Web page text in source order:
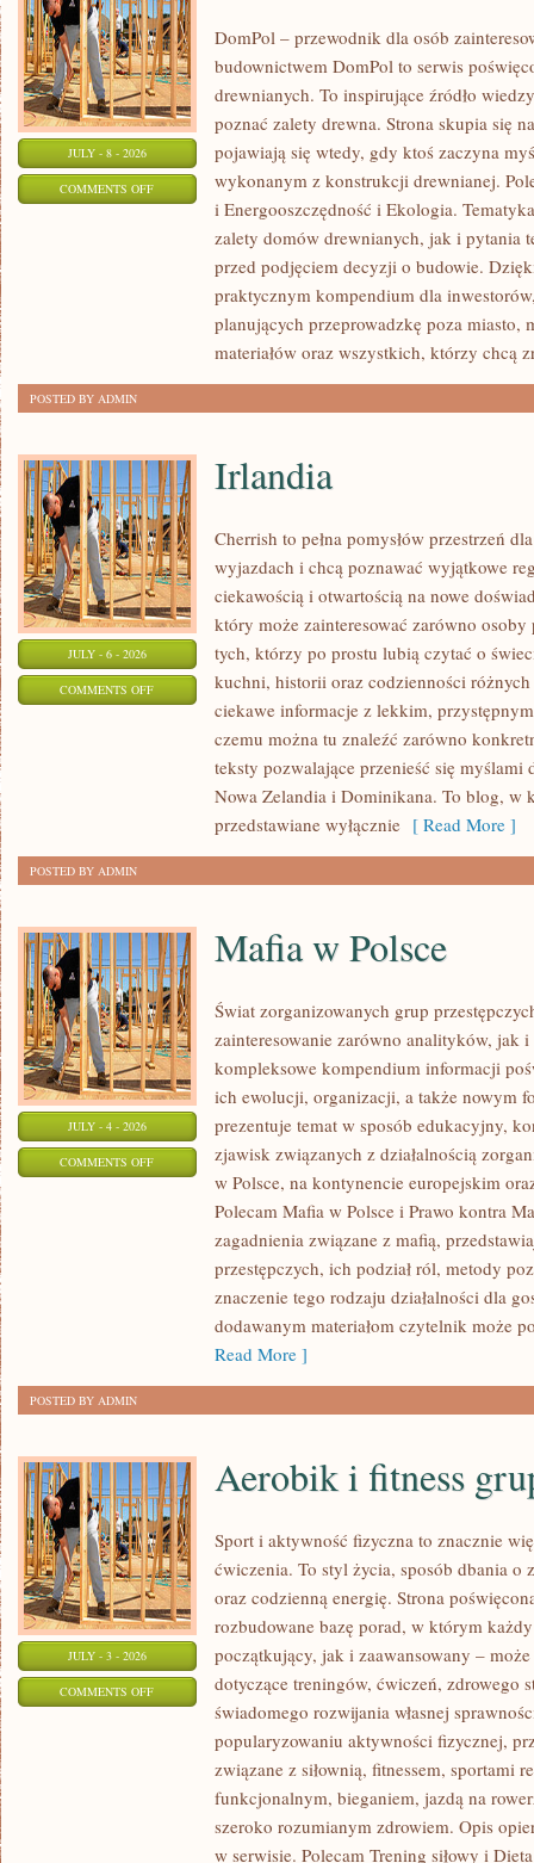
JULY - 8 - 2026
COMMENTS OFFON
FORMALNOŚCI
DomPol – przewodnik dla osób
budownictwem DomPol to serwis
drewnianych. To inspirujące źródło
poznać zalety drewna. Strona skupia się
pojawiają się wtedy, gdy ktoś zaczyna
wykonanym z konstrukcji drewnianej.
i Energooszczędność i Ekologia.
zalety domów drewnianych, jak i pytania
przed podjęciem decyzji o budowie.
praktycznym kompendium dla
planujących przeprowadzkę poza miasto,
materiałów oraz wszystkich, którzy chcą
POSTED BY ADMIN
JULY - 6 - 2026
COMMENTS OFFON
Irlandia
Cherrish to pełna pomysłów przestrzeń
wyjazdach i chcą poznawać wyjątkowe
ciekawością i otwartością na nowe
który może zainteresować zarówno
tych, którzy po prostu lubią czytać o
kuchni, historii oraz codzienności
ciekawe informacje z lekkim,
czemu można tu znaleźć zarówno
teksty pozwalające przenieść się myślami
Nowa Zelandia i Dominikana. To blog, w
przedstawiane wyłącznie [ Read More ]
POSTED BY ADMIN
JULY - 4 - 2026
COMMENTS OFFON
Mafia w Polsce
Świat zorganizowanych grup
zainteresowanie zarówno analityków, jak
kompleksowe kompendium informacji
ich ewolucji, organizacji, a także nowym
prezentuje temat w sposób edukacyjny,
zjawisk związanych z działalnością
w Polsce, na kontynencie europejskim
Polecam Mafia w Polsce i Prawo kontra
zagadnienia związane z mafią,
przestępczych, ich podział ról, metody
znaczenie tego rodzaju działalności dla
dodawanym materiałom czytelnik może
Read More ]
POSTED BY ADMIN
JULY - 3 - 2026
COMMENTS OFFON
Aerobik i fitness
Sport i aktywność fizyczna to znacznie
ćwiczenia. To styl życia, sposób dbania o
oraz codzienną energię. Strona
rozbudowane bazę porad, w którym
początkujący, jak i zaawansowany –
dotyczące treningów, ćwiczeń, zdrowego
świadomego rozwijania własnej
popularyzowaniu aktywności fizycznej,
związane z siłownią, fitnessem, sportami
funkcjonalnym, bieganiem, jazdą na
szeroko rozumianym zdrowiem. Opis
w serwisie. Polecam Trening siłowy i